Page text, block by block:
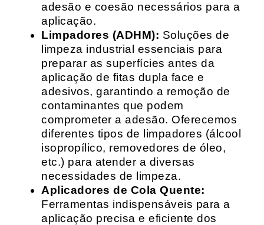
adesão e coesão necessários para a
aplicação.
Limpadores (ADHM): Soluções de
limpeza industrial essenciais para
preparar as superfícies antes da
aplicação de fitas dupla face e
adesivos, garantindo a remoção de
contaminantes que podem
comprometer a adesão. Oferecemos
diferentes tipos de limpadores (álcool
isopropílico, removedores de óleo,
etc.) para atender a diversas
necessidades de limpeza.
Aplicadores de Cola Quente:
Ferramentas indispensáveis para a
aplicação precisa e eficiente dos